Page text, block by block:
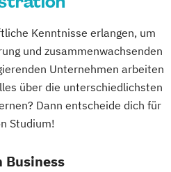
Kenntnisse erlangen, um
und zusammenwachsenden
Unternehmen arbeiten
über die unterschiedlichsten
Dann entscheide dich für
Studium!
Business